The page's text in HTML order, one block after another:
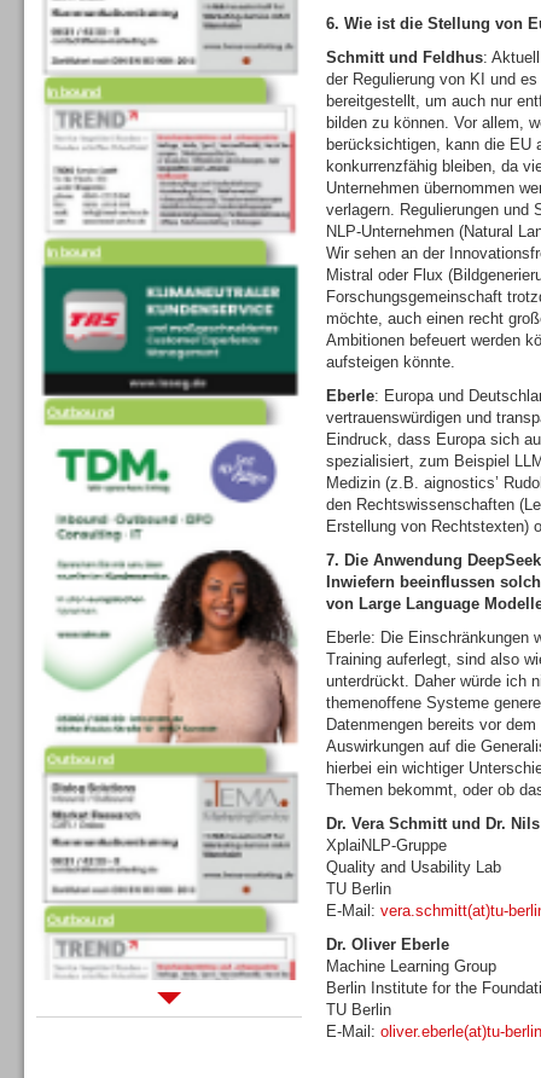
Inbound
Inbound
Outbound
Outbound
6. Wie ist die Stellung von
Schmitt und Feldhus:
der Regulierung von KI und
bereitgestellt, um auch nur
bilden zu können. Vor allem,
berücksichtigen, kann die
konkurrenzfähig bleiben, da
Unternehmen übernommen
verlagern. Regulierungen und
NLP-Unternehmen (Natural
Wir sehen an der
Mistral oder Flux
Forschungsgemeinschaft
möchte, auch einen recht
Ambitionen befeuert werden
aufsteigen könnte.
Eberle: Europa und
vertrauenswürdigen und
Eindruck, dass Europa sich
spezialisiert, zum Beispiel
Medizin (z.B. aignostics’
den Rechtswissenschaften
Erstellung von Rechtstexten)
7. Die Anwendung
Inwiefern beeinflussen
von Large Language
Eberle: Die Einschränkungen
Training auferlegt, sind also
unterdrückt. Daher würde ich
themenoffene Systeme
Datenmengen bereits vor
Auswirkungen auf die
hierbei ein wichtiger
Themen bekommt, oder ob
Dr. Vera Schmitt und Dr.
XplaiNLP-Gruppe
Quality and Usability Lab
TU Berlin
E-Mail: vera.schmitt(at)tu-
Dr. Oliver Eberle
Machine Learning Group
Berlin Institute for the
TU Berlin
E-Mail: oliver.eberle(at)tu-